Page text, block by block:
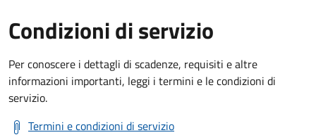
Condizioni di servizio
Per conoscere i dettagli di scadenze, requisiti e altre
informazioni importanti, leggi i termini e le condizioni di
servizio.
Termini e condizioni di servizio